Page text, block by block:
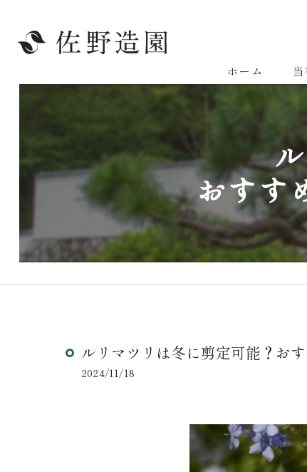
ホーム
おすす
ルリマツリは冬に剪定可能？お
2024/11/18